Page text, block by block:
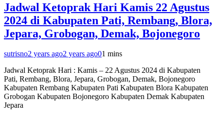
Jadwal Ketoprak Hari Kamis 22 Agustus
2024 di Kabupaten Pati, Rembang, Blora,
Jepara, Grobogan, Demak, Bojonegoro
sutrisno2 years ago2 years ago01 mins
Jadwal Ketoprak Hari : Kamis – 22 Agustus 2024 di Kabupaten
Pati, Rembang, Blora, Jepara, Grobogan, Demak, Bojonegoro
Kabupaten Rembang Kabupaten Pati Kabupaten Blora Kabupaten
Grobogan Kabupaten Bojonegoro Kabupaten Demak Kabupaten
Jepara